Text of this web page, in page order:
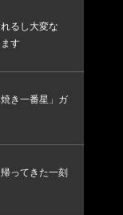
るし大変な
す
き一番星」ガ
ってきた一刻